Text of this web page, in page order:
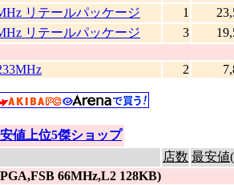
リテールパッケージ
1
リテールパッケージ
3
2
値上位5傑ショップ
店数 最安値
66MHz,L2 128KB)